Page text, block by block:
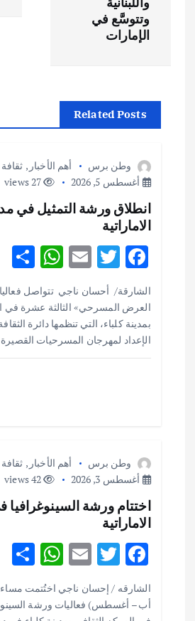
م
ت
وتتوسَّع في
الإمارات
Related Posts
وطن برس أهم الأخبار ,
أغسطس 5, 2026
27 views
انطلاق ورشة التمثيل في
الاماراتية
F
ac
e
b
o
T
w
it
te
r
E
ai
l
W
h
at
s
A
h
e
الشارقة/ أحسان ناجي تتواصل
العرض المسرحي» الثالثة عشرة في
بمدينة كلباء، التي تنظمها دائرة
الإعداد لمهرجان المسرحيات
وطن برس أهم الأخبار ,
أغسطس 3, 2026
42 views
اختتام ورشة السينوغرافيا
الاماراتية
F
ac
e
T
w
it
E
m
ai
W
at
h
أب – أغسطس) فعاليات ورشة
اختتام ورشة السينوغرافيا في مدينة كلباء
أغسطس 3, 2026